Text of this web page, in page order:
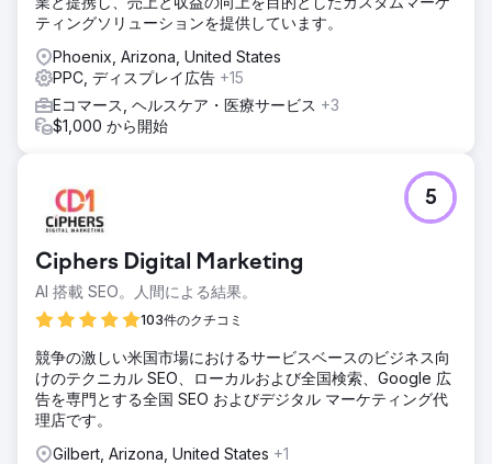
ティングソリューションを提供しています。
Phoenix, Arizona, United States
PPC, ディスプレイ広告 +15
Eコマース, ヘルスケア・医療サービス +3
$1,000 から開始
Ciphers Digital Marketing
AI 搭載 SEO。人間による結果。
103件のクチコミ
5
競争の激しい米国市場におけるサービスベースのビジネス向
けのテクニカル SEO、ローカルおよび全国検索、Google 広
告を専門とする全国 SEO およびデジタル マーケティング代
理店です。
Gilbert, Arizona, United States +1